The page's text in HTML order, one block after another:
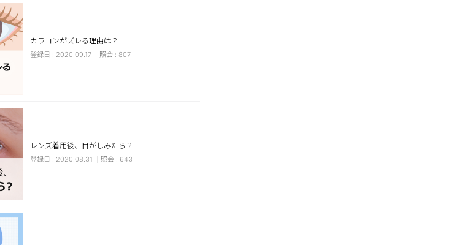
2 Weeks
3~6 Months
チョコ
ブラック
グリーン
ピンク
乱視用
カラコンがズレる理由は？
2020.09.17 807
レンズ着用後、目がしみたら？
2020.08.31 643